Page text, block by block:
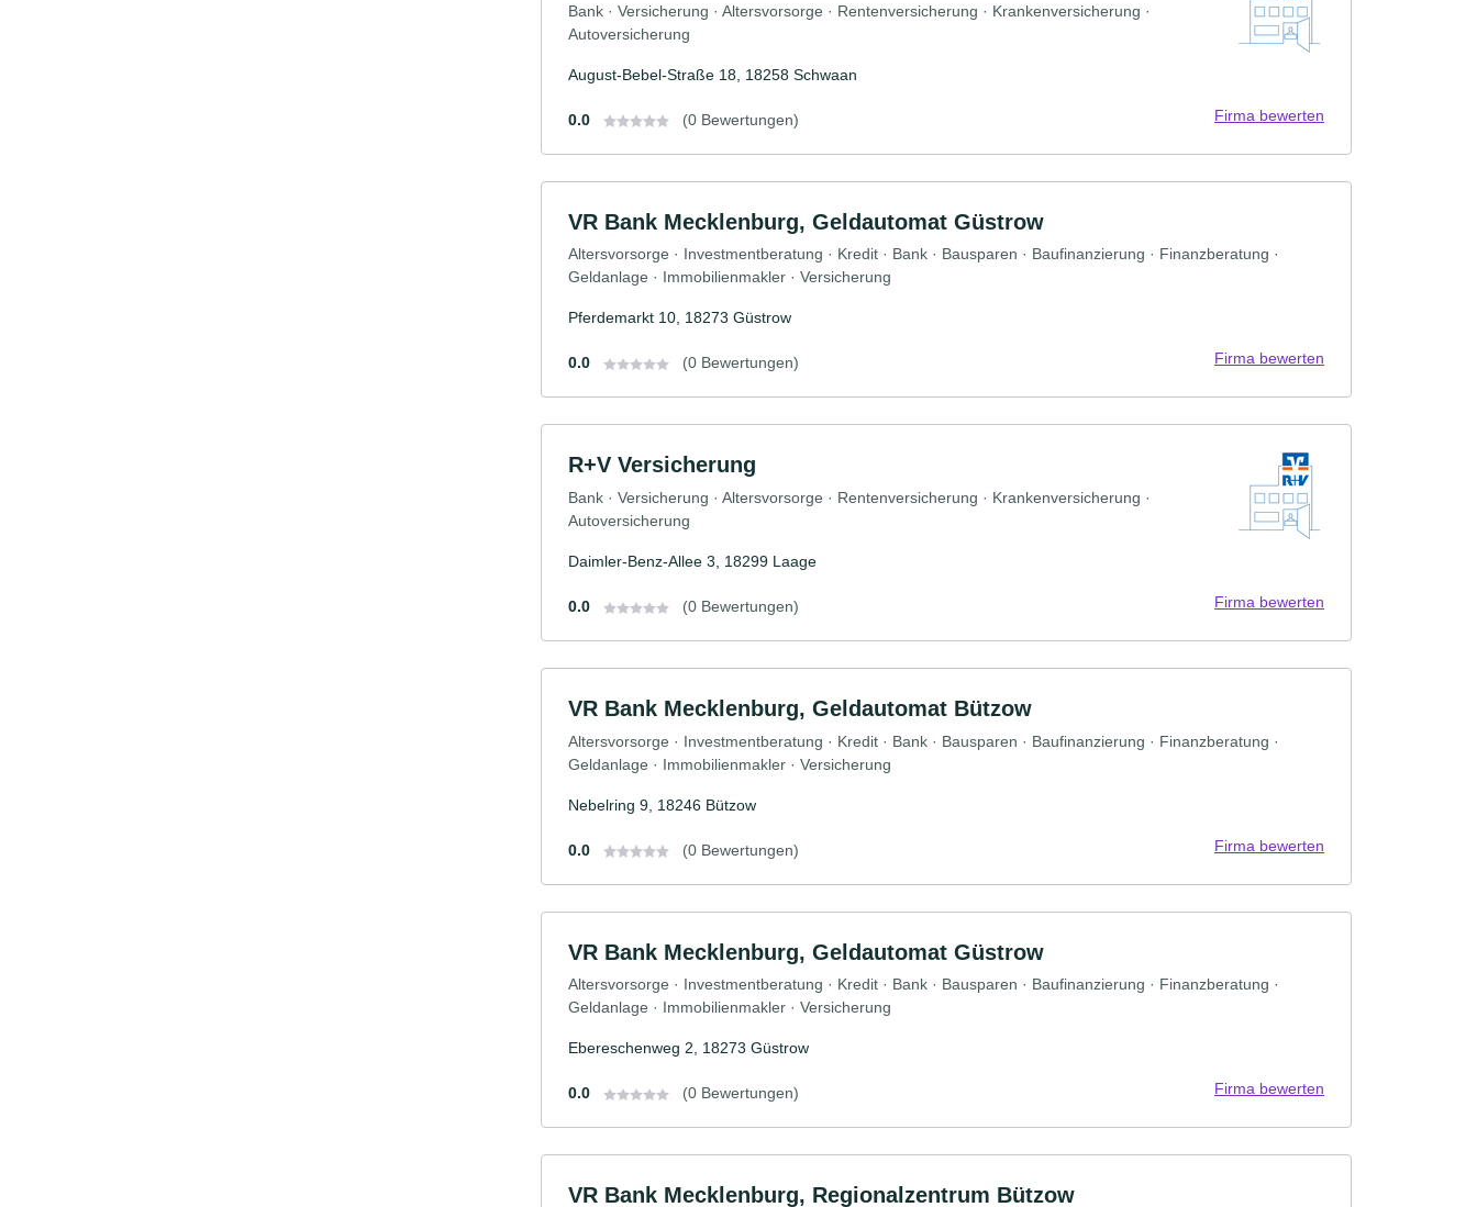
Bank · Versicherung · Altersvorsorge · Rentenversicherung · Krankenversicherung ·
Autoversicherung
August-Bebel-Straße 18, 18258 Schwaan
0.0 (0 Bewertungen) Firma bewerten
VR Bank Mecklenburg, Geldautomat Güstrow
Altersvorsorge · Investmentberatung · Kredit · Bank · Bausparen · Baufinanzierung · Finanzberatung ·
Geldanlage · Immobilienmakler · Versicherung
Pferdemarkt 10, 18273 Güstrow
0.0 (0 Bewertungen) Firma bewerten
R+V Versicherung
Bank · Versicherung · Altersvorsorge · Rentenversicherung · Krankenversicherung ·
Autoversicherung
Daimler-Benz-Allee 3, 18299 Laage
0.0 (0 Bewertungen) Firma bewerten
VR Bank Mecklenburg, Geldautomat Bützow
Altersvorsorge · Investmentberatung · Kredit · Bank · Bausparen · Baufinanzierung · Finanzberatung ·
Geldanlage · Immobilienmakler · Versicherung
Nebelring 9, 18246 Bützow
0.0 (0 Bewertungen) Firma bewerten
VR Bank Mecklenburg, Geldautomat Güstrow
Altersvorsorge · Investmentberatung · Kredit · Bank · Bausparen · Baufinanzierung · Finanzberatung ·
Geldanlage · Immobilienmakler · Versicherung
Ebereschenweg 2, 18273 Güstrow
0.0 (0 Bewertungen) Firma bewerten
VR Bank Mecklenburg, Regionalzentrum Bützow